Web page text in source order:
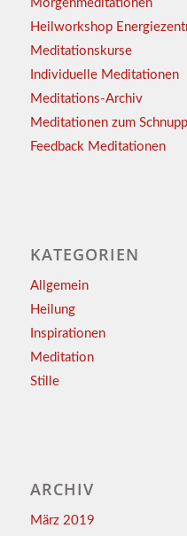
Morgenmeditationen
Heilworkshop
Meditationskurse
Individuelle Meditationen
Meditations-Archiv
Meditationen zum
Feedback Meditationen
KATEGORIEN
Allgemein
Heilung
Inspirationen
Meditation
Stille
ARCHIV
März 2019